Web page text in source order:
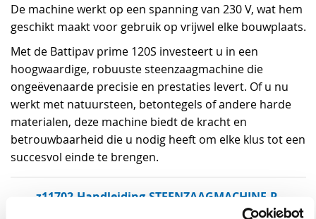
De machine werkt op een spanning van 230 V, wat hem
geschikt maakt voor gebruik op vrijwel elke bouwplaats.
Met de Battipav prime 120S investeert u in een
hoogwaardige, robuuste steenzaagmachine die
ongeëvenaarde precisie en prestaties levert. Of u nu
werkt met natuursteen, betontegels of andere harde
materialen, deze machine biedt de kracht en
betrouwbaarheid die u nodig heeft om elke klus tot een
succesvol einde te brengen.
z11702-Handleiding-STEENZAAGMACHINE-P-
3512-3PK-ZAAGKAP-Ø-350MM-230V-VisserenVisse